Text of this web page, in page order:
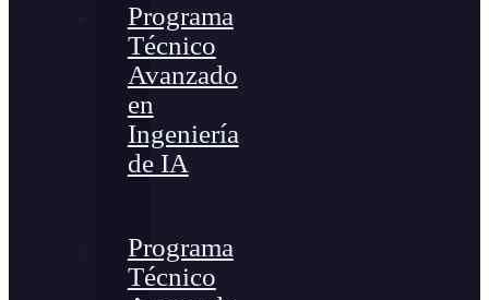
Programa
Técnico
Avanzado
en
Ingeniería
de IA
Programa
Técnico